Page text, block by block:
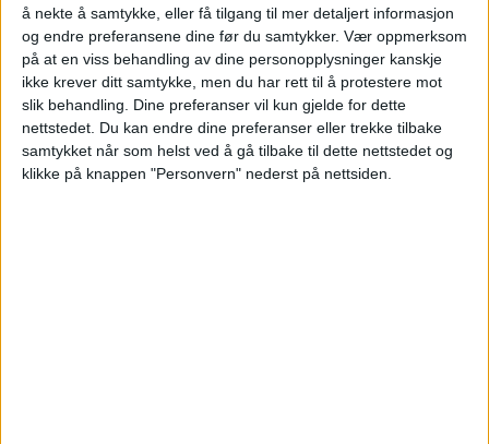
å nekte å samtykke, eller få tilgang til mer detaljert informasjon
og endre preferansene dine før du samtykker. Vær oppmerksom
på at en viss behandling av dine personopplysninger kanskje
ikke krever ditt samtykke, men du har rett til å protestere mot
slik behandling. Dine preferanser vil kun gjelde for dette
nettstedet. Du kan endre dine preferanser eller trekke tilbake
samtykket når som helst ved å gå tilbake til dette nettstedet og
klikke på knappen "Personvern" nederst på nettsiden.
vi har her på huset. Ligaen varer hele
semesteret og kjøres annenhver uke.